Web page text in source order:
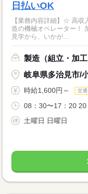
日払いOK
【業務内容詳細】☆ 高収
造の機械オペレーター！
見学から、いかが...
製造（組立・加工
岐阜県多治見市/
時給1,600円～ 交
08：30〜17：20
土曜日 日曜日